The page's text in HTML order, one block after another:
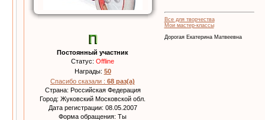
Постоянный участник
Статус: Offline
Награды: 50
Спасибо сказали : 68 раз(а)
Страна: Российская Федерация
Город: Жуковский Московской обл.
Дата регистрации: 08.05.2007
Форма обращения: Ты
Все для творчества
Мои мастер-классы
Дорогая Екатерина Матвеевна